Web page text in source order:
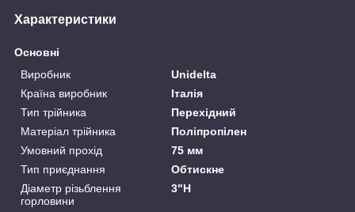
Характеристики
Основні
Виробник
Unidelta
Країна виробник
Італія
Тип трійника
Перехідний
Матеріал трійника
Поліпропілен
Умовний прохід
75 мм
Тип приєднання
Обтискне
Діаметр різьблення
горловини
3"Н